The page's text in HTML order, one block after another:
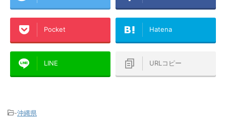
Pocket Hatena
LINE URLコピー
-沖縄県